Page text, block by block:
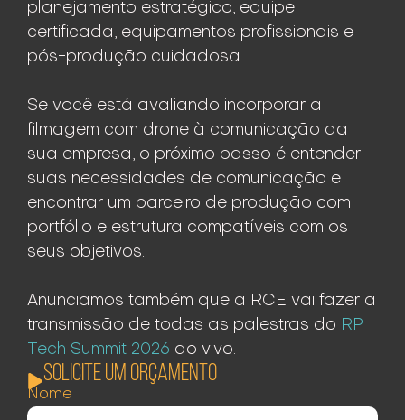
planejamento estratégico, equipe
certificada, equipamentos profissionais e
pós-produção cuidadosa.
Se você está avaliando incorporar a
filmagem com drone à comunicação da
sua empresa, o próximo passo é entender
suas necessidades de comunicação e
encontrar um parceiro de produção com
portfólio e estrutura compatíveis com os
seus objetivos.
Anunciamos também que a RCE vai fazer a
transmissão de todas as palestras do RP
Tech Summit 2026 ao vivo.
SOLICITE UM ORÇAMENTO
Nome